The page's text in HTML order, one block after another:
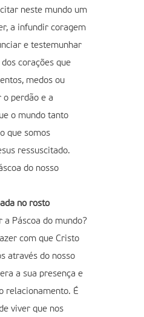
neste mundo um
a infundir coragem
e testemunhar
corações que
medos ou
o perdão e a
o mundo tanto
que somos
ressuscitado.
do nosso
no rosto
a Páscoa do mundo?
com que Cristo
através do nosso
a sua presença e
relacionamento. É
viver que nos